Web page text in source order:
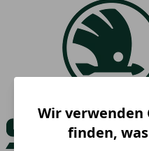
Wir verwenden
finden,